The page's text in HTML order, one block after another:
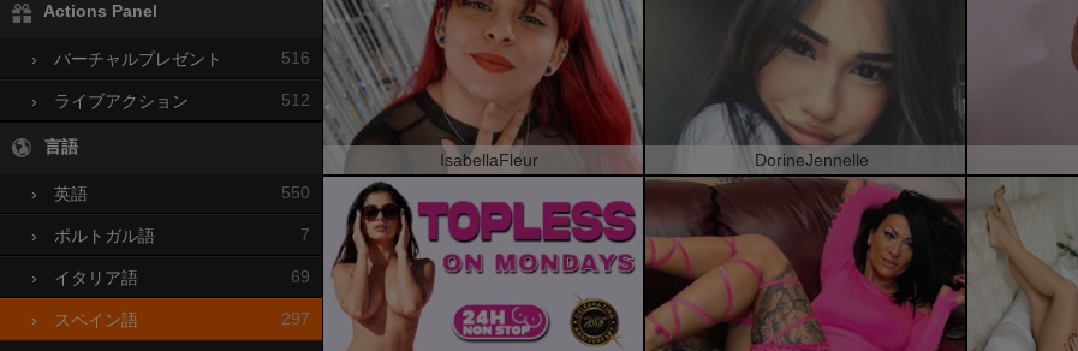
Actions Panel
› バーチャルプレゼント 516
› ライブアクション 512
言語
› 英語 550
› ポルトガル語 7
› イタリア語 69
› スペイン語 297
IsabellaFleur DorineJennelle